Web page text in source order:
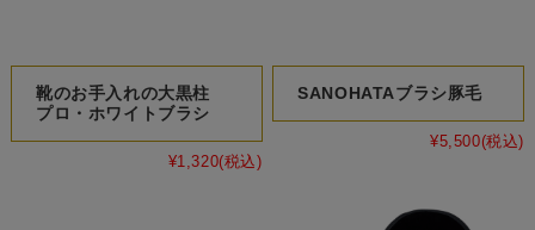
靴のお手入れの大黒柱
プロ・ホワイトブラシ
¥1,320(税込)
SANOHATAブラシ豚毛
¥5,500(税込)